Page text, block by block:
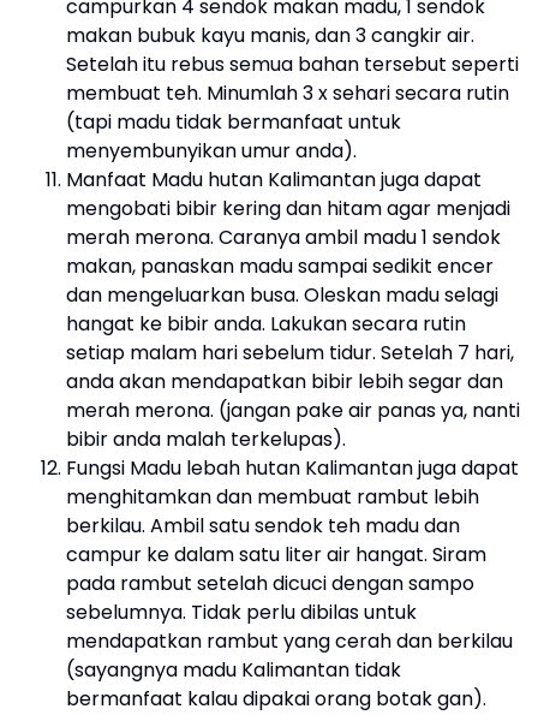
campurkan 4 sendok makan madu, 1 sendok
makan bubuk kayu manis, dan 3 cangkir air.
Setelah itu rebus semua bahan tersebut seperti
membuat teh. Minumlah 3 x sehari secara rutin
(tapi madu tidak bermanfaat untuk
menyembunyikan umur anda).
Manfaat Madu hutan Kalimantan juga dapat
mengobati bibir kering dan hitam agar menjadi
merah merona. Caranya ambil madu 1 sendok
makan, panaskan madu sampai sedikit encer
dan mengeluarkan busa. Oleskan madu selagi
hangat ke bibir anda. Lakukan secara rutin
setiap malam hari sebelum tidur. Setelah 7 hari,
anda akan mendapatkan bibir lebih segar dan
merah merona. (jangan pake air panas ya, nanti
bibir anda malah terkelupas).
Fungsi Madu lebah hutan Kalimantan juga dapat
menghitamkan dan membuat rambut lebih
berkilau. Ambil satu sendok teh madu dan
campur ke dalam satu liter air hangat. Siram
pada rambut setelah dicuci dengan sampo
sebelumnya. Tidak perlu dibilas untuk
mendapatkan rambut yang cerah dan berkilau
(sayangnya madu Kalimantan tidak
bermanfaat kalau dipakai orang botak gan).